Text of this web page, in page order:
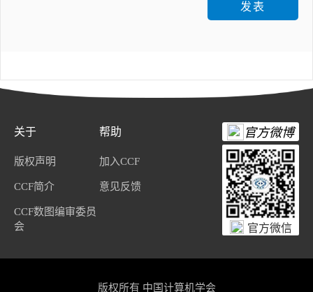
发表
关于
版权声明
CCF简介
CCF数图编审委员
会
帮助
加入CCF
意见反馈
官方微博
官方微信
版权所有 中国计算机学会